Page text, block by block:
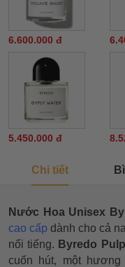
6.600.000 đ
5.450.000 đ
Chi tiết
Nước Hoa Unisex
cao cấp dành cho cả
nổi tiếng. Byredo Pulp
cuốn hút, một